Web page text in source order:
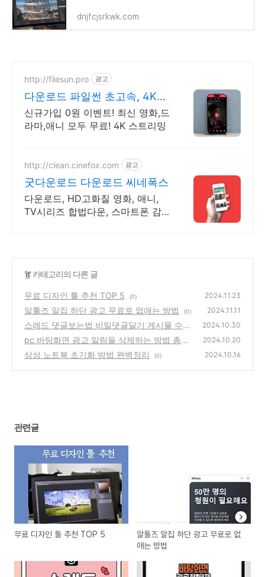
dnjfcjsrkwk.com
http://filesun.pro 광고
다운로드 파일썬 초고속, 4K
실시간 보기!
신규가입 0원 이벤트! 최신 영화,드
라마,애니 모두 무료! 4K 스트리밍
http://clean.cinefox.com 광고
굿다운로드 다운로드 씨네폭스
다운로드, HD고화질 영화, 애니,
TV시리즈 합법다운, 스마트폰 감
'it' 카테고리의 다른 글
무료 디자인 툴 추천 TOP 5 (0) 2024.11.23
알툴즈 알집 하단 광고 무료로 없애는 방법 (0) 2024.11.11
스레드 댓글보는법 비밀댓글달기 게시물 수정
하는법
(0)
2024.10.30
pc 바탕화면 광고 알림들 삭제하는 방법 총정
리(광고창 지우기)
(0)
2024.10.20
삼성 노트북 초기화 방법 완벽정리 (0) 2024.10.16
관련글
무료 디자인 툴 추천 TOP 5
알툴즈 알집 하단 광고 무료로 없
애는 방법